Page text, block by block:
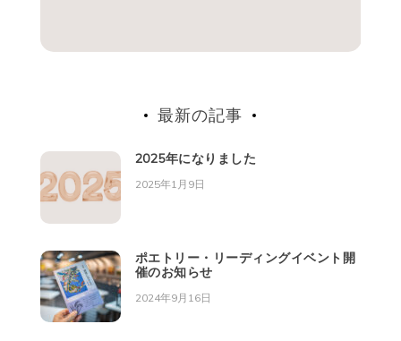
最新の記事
2025年になりました
2025年1月9日
ポエトリー・リーディングイベント開
催のお知らせ
2024年9月16日